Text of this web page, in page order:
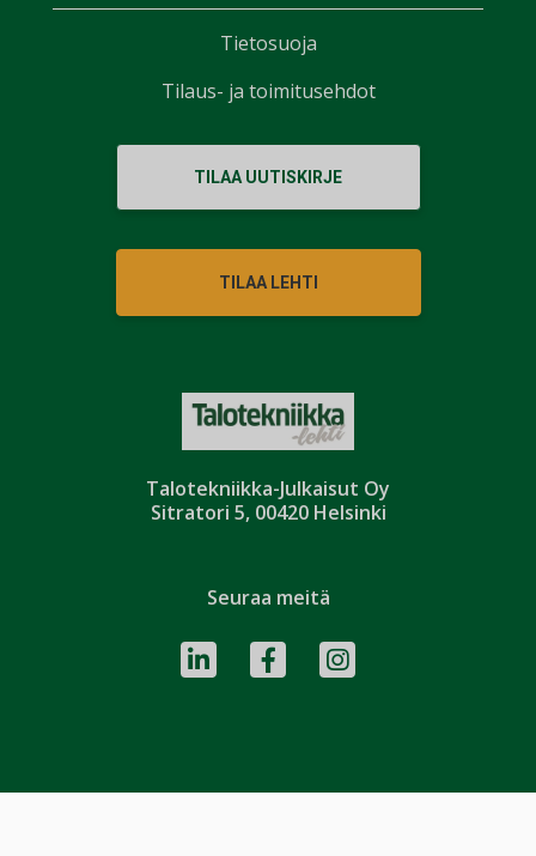
Talotekniikka-Julkaisut Oy
Sitratori 5, 00420 Helsinki
TILAA UUTISKIRJE
TILAA LEHTI
Seuraa meitä
Tietosuoja
Tilaus- ja toimitusehdot